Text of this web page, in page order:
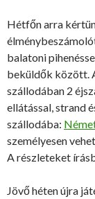
Hétfőn arra
balatoni
beküldők között.
szállodában 2
ellátással, strand
szállodába:
személyesen
A részleteket
Jövő héten újra